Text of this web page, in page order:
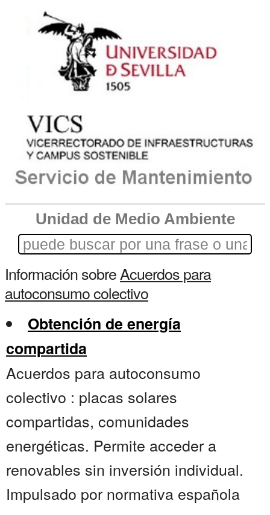
Unidad de Medio Ambiente
Información sobreAcuerdos para
autoconsumo colectivo
Obtención de energía
compartida
Acuerdos para autoconsumo
colectivo : placas solares
compartidas, comunidades
energéticas. Permite acceder a
renovables sin inversión individual.
Impulsado por normativa española